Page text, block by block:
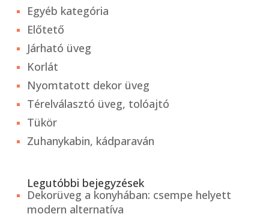
Egyéb kategória
Előtető
Járható üveg
Korlát
Nyomtatott dekor üveg
Térelválasztó üveg, tolóajtó
Tükör
Zuhanykabin, kádparaván
Legutóbbi bejegyzések
Dekorüveg a konyhában: csempe helyett
modern alternatíva